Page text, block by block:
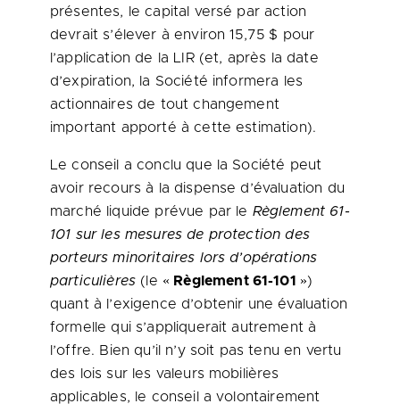
présentes, le capital versé par action
devrait s’élever à environ 15,75 $ pour
l’application de la LIR (et, après la date
d’expiration, la Société informera les
actionnaires de tout changement
important apporté à cette estimation).
Le conseil a conclu que la Société peut
avoir recours à la dispense d’évaluation du
marché liquide prévue par le Règlement 61-
101 sur les mesures de protection des
porteurs minoritaires lors d’opérations
particulières (le « Règlement 61-101 »)
quant à l’exigence d’obtenir une évaluation
formelle qui s’appliquerait autrement à
l’offre. Bien qu’il n’y soit pas tenu en vertu
des lois sur les valeurs mobilières
applicables, le conseil a volontairement